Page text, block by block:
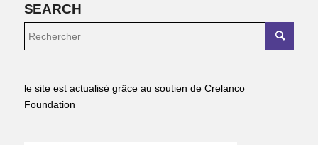
SEARCH
le site est actualisé grâce au soutien de Crelanco
Foundation